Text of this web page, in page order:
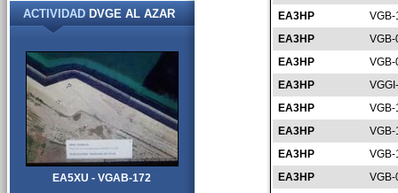
EA3HP
EA3HP
EA3HP
EA3HP
EA3HP
EA3HP
VGB-
EA3HP
EA3HP
ACTIVIDADDVGE AL AZAR
EA5XU - VGAB-172